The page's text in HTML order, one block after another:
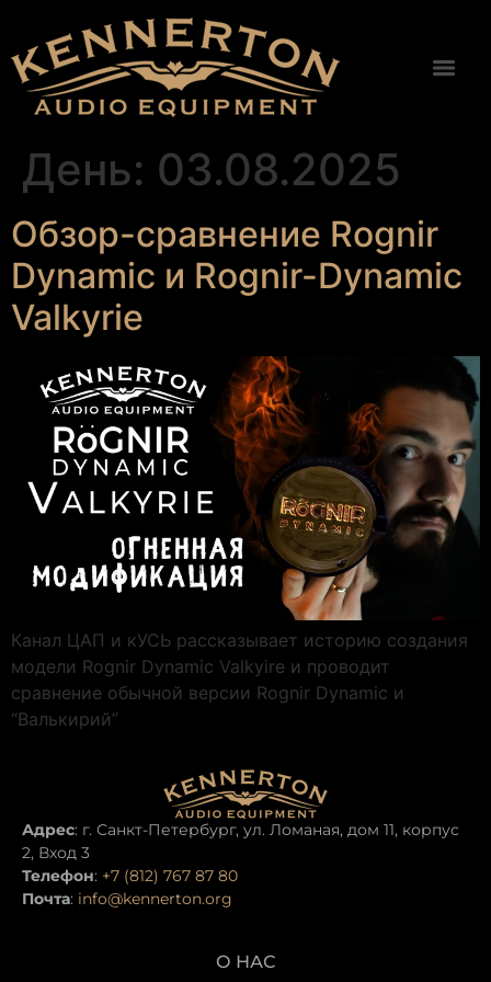
День: 03.08.2025
Обзор-сравнение Rognir
Dynamic и Rognir-Dynamic
Valkyrie
Канал ЦАП и кУСЬ рассказывает историю создания
модели Rognir Dynamic Valkyire и проводит
сравнение обычной версии Rognir Dynamic и
“Валькирий”
Адрес: г. Санкт-Петербург, ул. Ломаная, дом 11, корпус
2, Вход 3
Телефон: +7 (812) 767 87 80
Почта: info@kennerton.org
О НАС